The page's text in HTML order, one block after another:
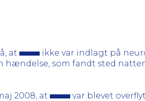
at
ikke var indlagt på
hændelse, som fandt sted
2008, at
var blevet